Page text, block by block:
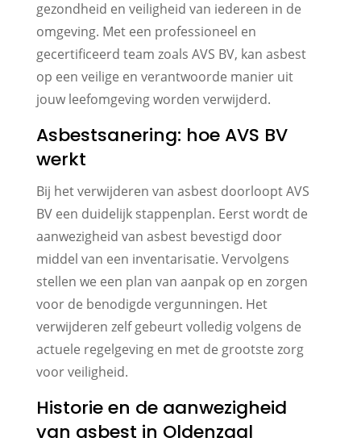
gezondheid en veiligheid van iedereen in de
omgeving. Met een professioneel en
gecertificeerd team zoals AVS BV, kan asbest
op een veilige en verantwoorde manier uit
jouw leefomgeving worden verwijderd.
Asbestsanering: hoe AVS BV
werkt
Bij het verwijderen van asbest doorloopt AVS
BV een duidelijk stappenplan. Eerst wordt de
aanwezigheid van asbest bevestigd door
middel van een inventarisatie. Vervolgens
stellen we een plan van aanpak op en zorgen
voor de benodigde vergunningen. Het
verwijderen zelf gebeurt volledig volgens de
actuele regelgeving en met de grootste zorg
voor veiligheid.
Historie en de aanwezigheid
van asbest in Oldenzaal